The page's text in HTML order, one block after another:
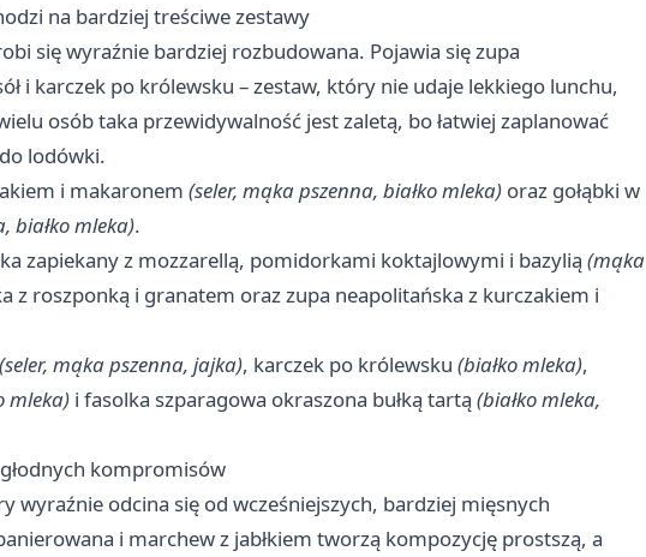
na bardziej treściwe zestawy
się wyraźnie bardziej rozbudowana. Pojawia się zupa
i karczek po królewsku – zestaw, który nie udaje lekkiego lunchu,
osób taka przewidywalność jest zaletą, bo łatwiej zaplanować
lodówki.
i makaronem (seler, mąka pszenna, białko mleka) oraz gołąbki w
białko mleka).
zapiekany z mozzarellą, pomidorkami koktajlowymi i bazylią (mąka
z roszponką i granatem oraz zupa neapolitańska z kurczakiem i
(seler, mąka pszenna, jajka), karczek po królewsku (białko mleka),
mleka) i fasolka szparagowa okraszona bułką tartą (białko mleka,
kompromisów
wyraźnie odcina się od wcześniejszych, bardziej mięsnych
i marchew z jabłkiem tworzą kompozycję prostszą, a